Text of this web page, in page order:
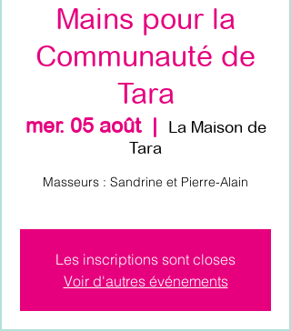
Mains pour la
Communauté de
Tara
mer. 05 août
  |
La Maison de
Tara
Masseurs : Sandrine et Pierre-Alain
Les inscriptions sont closes
Voir d'autres événements